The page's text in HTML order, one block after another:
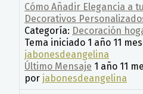
Cómo Añadir Elegancia a
Decorativos
Categoría: Decoración
Tema iniciado 1 año 11
jabonesdeangelina
Último Mensaje 1 año 11
por jabonesdeangelina